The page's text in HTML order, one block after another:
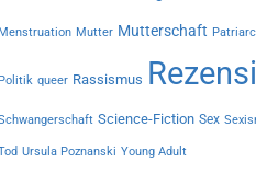
Menstruation Mutter Mutterschaft
Politik queer Rassismus
Science-Fiction Sex
Ursula Poznanski Young Adult